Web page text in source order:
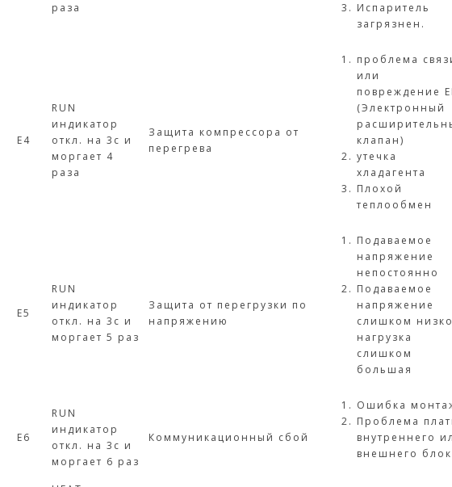
раза
Испаритель
загрязнен.
E4
RUN
индикатор
откл. на 3с и
моргает 4
раза
Защита компрессора от
перегрева
проблема
или
повреждение
(Электронный
клапан)
утечка
хладагента
Плохой
теплообмен
Е5
RUN
индикатор
откл. на 3с и
моргает 5 раз
Защита от перегрузки по
напряжению
Подаваемое
напряжение
непостоянно
Подаваемое
напряжение
слишком
нагрузка
слишком
большая
Е6
RUN
индикатор
откл. на 3с и
моргает 6 раз
Коммуникационный сбой
Ошибка
Проблема
внутреннего
внешнего